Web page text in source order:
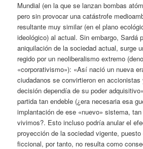
Mundial (en la que se lanzan bombas
pero sin provocar una catástrofe
resultante muy similar (en el plano
ideológico) al actual. Sin embargo, Sardá
aniquilación de la sociedad actual, surge
regido por un neoliberalismo extremo
«corporativismo»): «Así nació un nueva
ciudadanos se convirtieron en
decisión dependía de su poder
partida tan endeble (¿era necesaria esa
implantación de ese «nuevo» sistema,
vivimos?. Esto incluso podría anular el
proyección de la sociedad vigente,
ficcional, por tanto, no resulta como